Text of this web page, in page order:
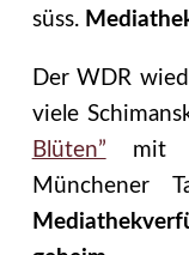
süss.
Der WDR
viele
Blüten” mit
Münchener